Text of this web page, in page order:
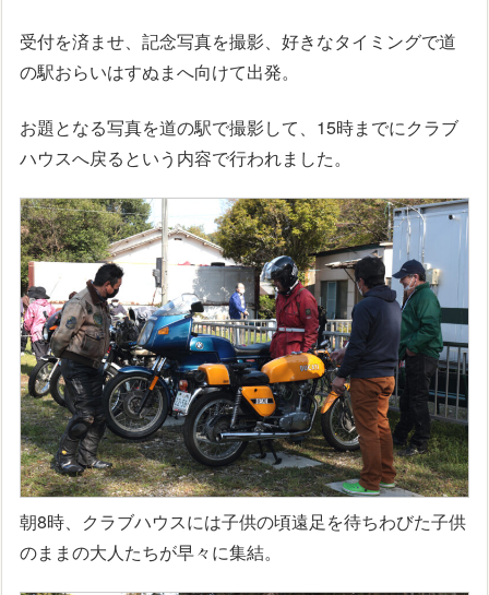
受付を済ませ、記念写真を撮影、好きなタイミングで道
の駅おらいはすぬまへ向けて出発。
お題となる写真を道の駅で撮影して、15時までにクラブ
ハウスへ戻るという内容で行われました。
朝8時、クラブハウスには子供の頃遠足を待ちわびた子供
のままの大人たちが早々に集結。